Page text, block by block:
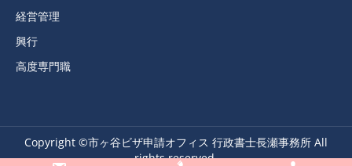
経営管理
興行
高度専門職
Copyright ©市ヶ谷ビザ申請オフィス 行政書士長瀬事務所 All
rights reserved.